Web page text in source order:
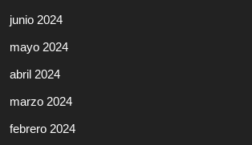
junio 2024
mayo 2024
abril 2024
marzo 2024
febrero 2024